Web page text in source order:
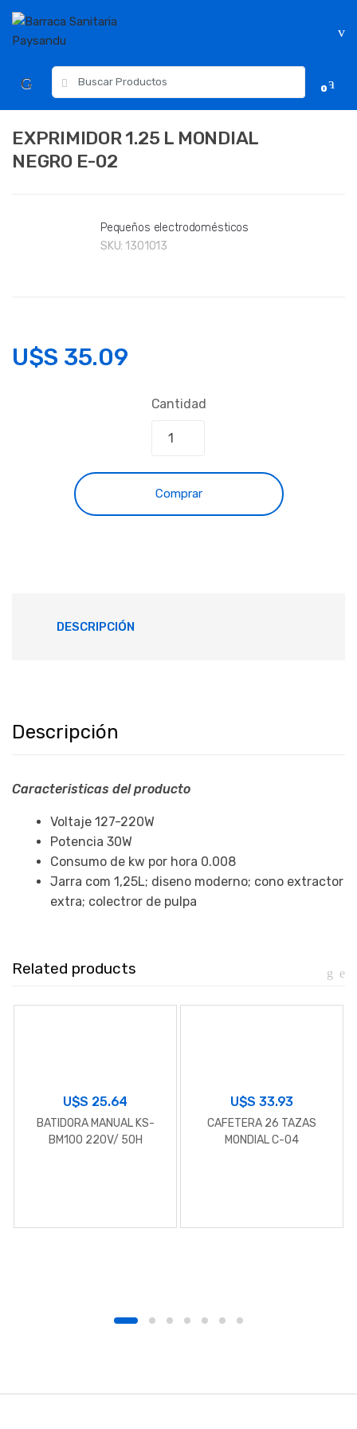
Skip
navigation
Skip
content
Resultados
para:
0
EXPRIMIDOR 1.25 L MONDIAL
NEGRO E-02
Pequeños electrodomésticos
SKU: 1301013
U$S 35.09
Cantidad
Comprar
DESCRIPCIÓN
Descripción
Caracteristicas del producto
Voltaje 127-220W
Potencia 30W
Consumo de kw por hora 0.008
Jarra com 1,25L; diseno moderno; cono extractor
extra; colectror de pulpa
Related products
U$S 25.64
BATIDORA MANUAL KS-
BM100 220V/ 50H
U$S33.93
CAFETERA 26 TAZAS
MONDIAL C-04